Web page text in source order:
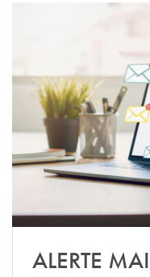
ALERTE